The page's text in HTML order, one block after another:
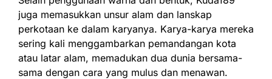
juga memasukkan unsur alam dan lanskap
perkotaan ke dalam karyanya. Karya-karya mereka
sering kali menggambarkan pemandangan kota
atau latar alam, memadukan dua dunia bersama-
sama dengan cara yang mulus dan menawan.